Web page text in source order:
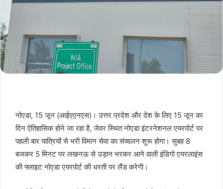
नोएडा, 15 जून (आईएएनएस)। उत्तर प्रदेश और देश के लिए 15 जून का
दिन ऐतिहासिक होने जा रहा है, जेवर स्थित नोएडा इंटरनेशनल एयरपोर्ट पर
पहली बार यात्रियों से भरी विमान सेवा का संचालन शुरू होगा। सुबह 8
बजकर 5 मिनट पर लखनऊ से उड़ान भरकर आने वाली इंडिगो एयरलाइंस
की फ्लाइट नोएडा एयरपोर्ट की धरती पर लैंड करेगी।